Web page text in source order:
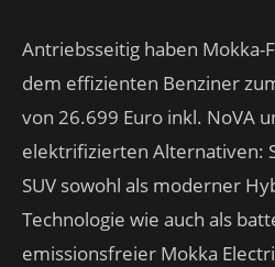
Antriebsseitig haben Mokka-
dem effizienten Benziner
von 26.699 Euro inkl. NoVA
elektrifizierten Alternativen:
SUV sowohl als moderner
Technologie wie auch als
emissionsfreier Mokka